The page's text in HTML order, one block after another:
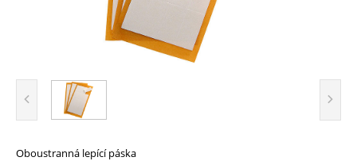
Oboustranná lepící páska